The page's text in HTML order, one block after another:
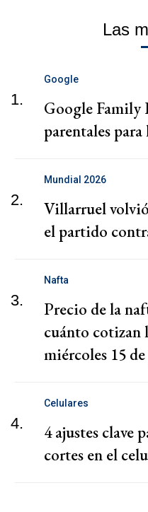
Las
1.
Google
Google
parentales para
2.
Mundial 2026
Villarruel
el partido
3.
Nafta
Precio de la
cuánto cotizan
miércoles 15
4.
Celulares
4 ajustes clave
cortes en el